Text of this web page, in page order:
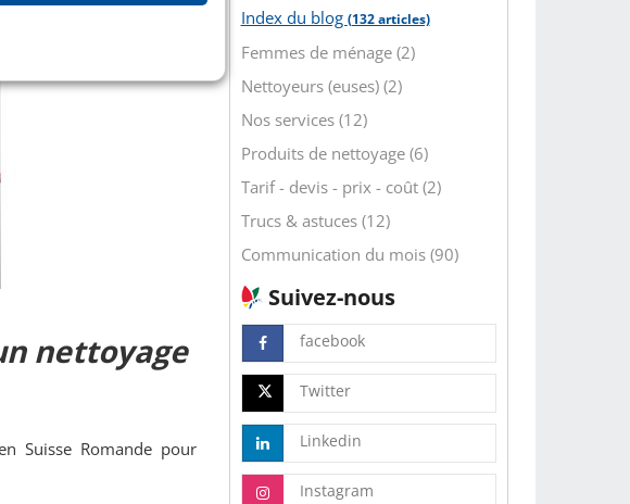
nettoyage
Suisse Romande pour
Index du blog (132 articles)
Femmes de ménage (2)
Nettoyeurs (euses) (2)
Nos services (12)
Produits de nettoyage (6)
Tarif - devis - prix - coût (2)
Trucs & astuces (12)
Communication du mois (90)
Suivez-nous
facebook
Twitter
Linkedin
Instagram